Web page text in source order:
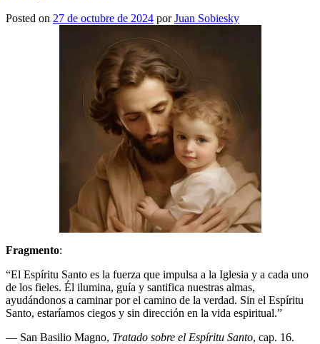
Posted on 27 de octubre de 2024 porJuan Sobiesky
Fragmento:
“El Espíritu Santo es la fuerza que impulsa a la Iglesia y a cada uno
de los fieles. Él ilumina, guía y santifica nuestras almas,
ayudándonos a caminar por el camino de la verdad. Sin el Espíritu
Santo, estaríamos ciegos y sin dirección en la vida espiritual.”
— San Basilio Magno, Tratado sobre el Espíritu Santo, cap. 16.